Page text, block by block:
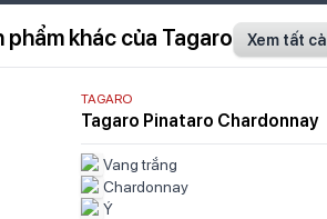
phẩm khác của Tagaro Xem tất cả
TAGARO
Tagaro Pinataro Chardonnay
Vang trắng
Chardonnay
Ý